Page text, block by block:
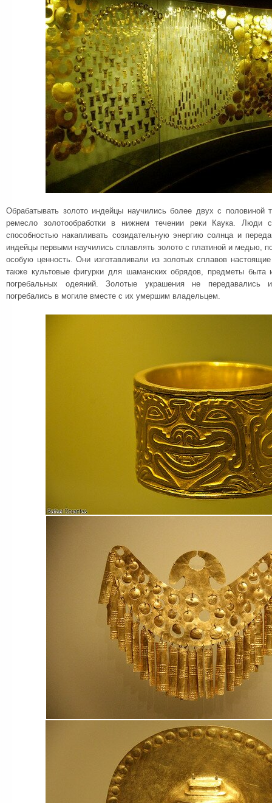
Обрабатывать золото индейцы научились более двух с половиной
ремесло золотообработки в нижнем течении реки Каука. Люди
способностью накапливать созидательную энергию солнца и
индейцы первыми научились сплавлять золото с платиной и медью,
особую ценность. Они изготавливали из золотых сплавов
также культовые фигурки для шаманских обрядов, предметы
погребальных одеяний. Золотые украшения не передавались
погребались в могиле вместе с их умершим владельцем.